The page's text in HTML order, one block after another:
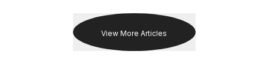
View More Articles